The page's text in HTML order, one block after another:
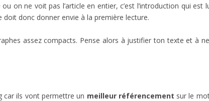
on ne voit pas l’article en entier, c’est l’introduction qui
doit donc donner envie à la première lecture.
assez compacts. Pense alors à justifier ton texte et à
car ils vont permettre un meilleur référencement sur le